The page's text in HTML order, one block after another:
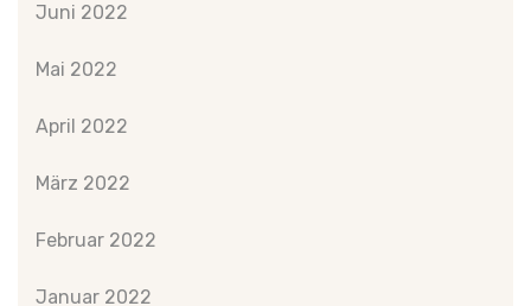
Juni 2022
Mai 2022
April 2022
März 2022
Februar 2022
Januar 2022